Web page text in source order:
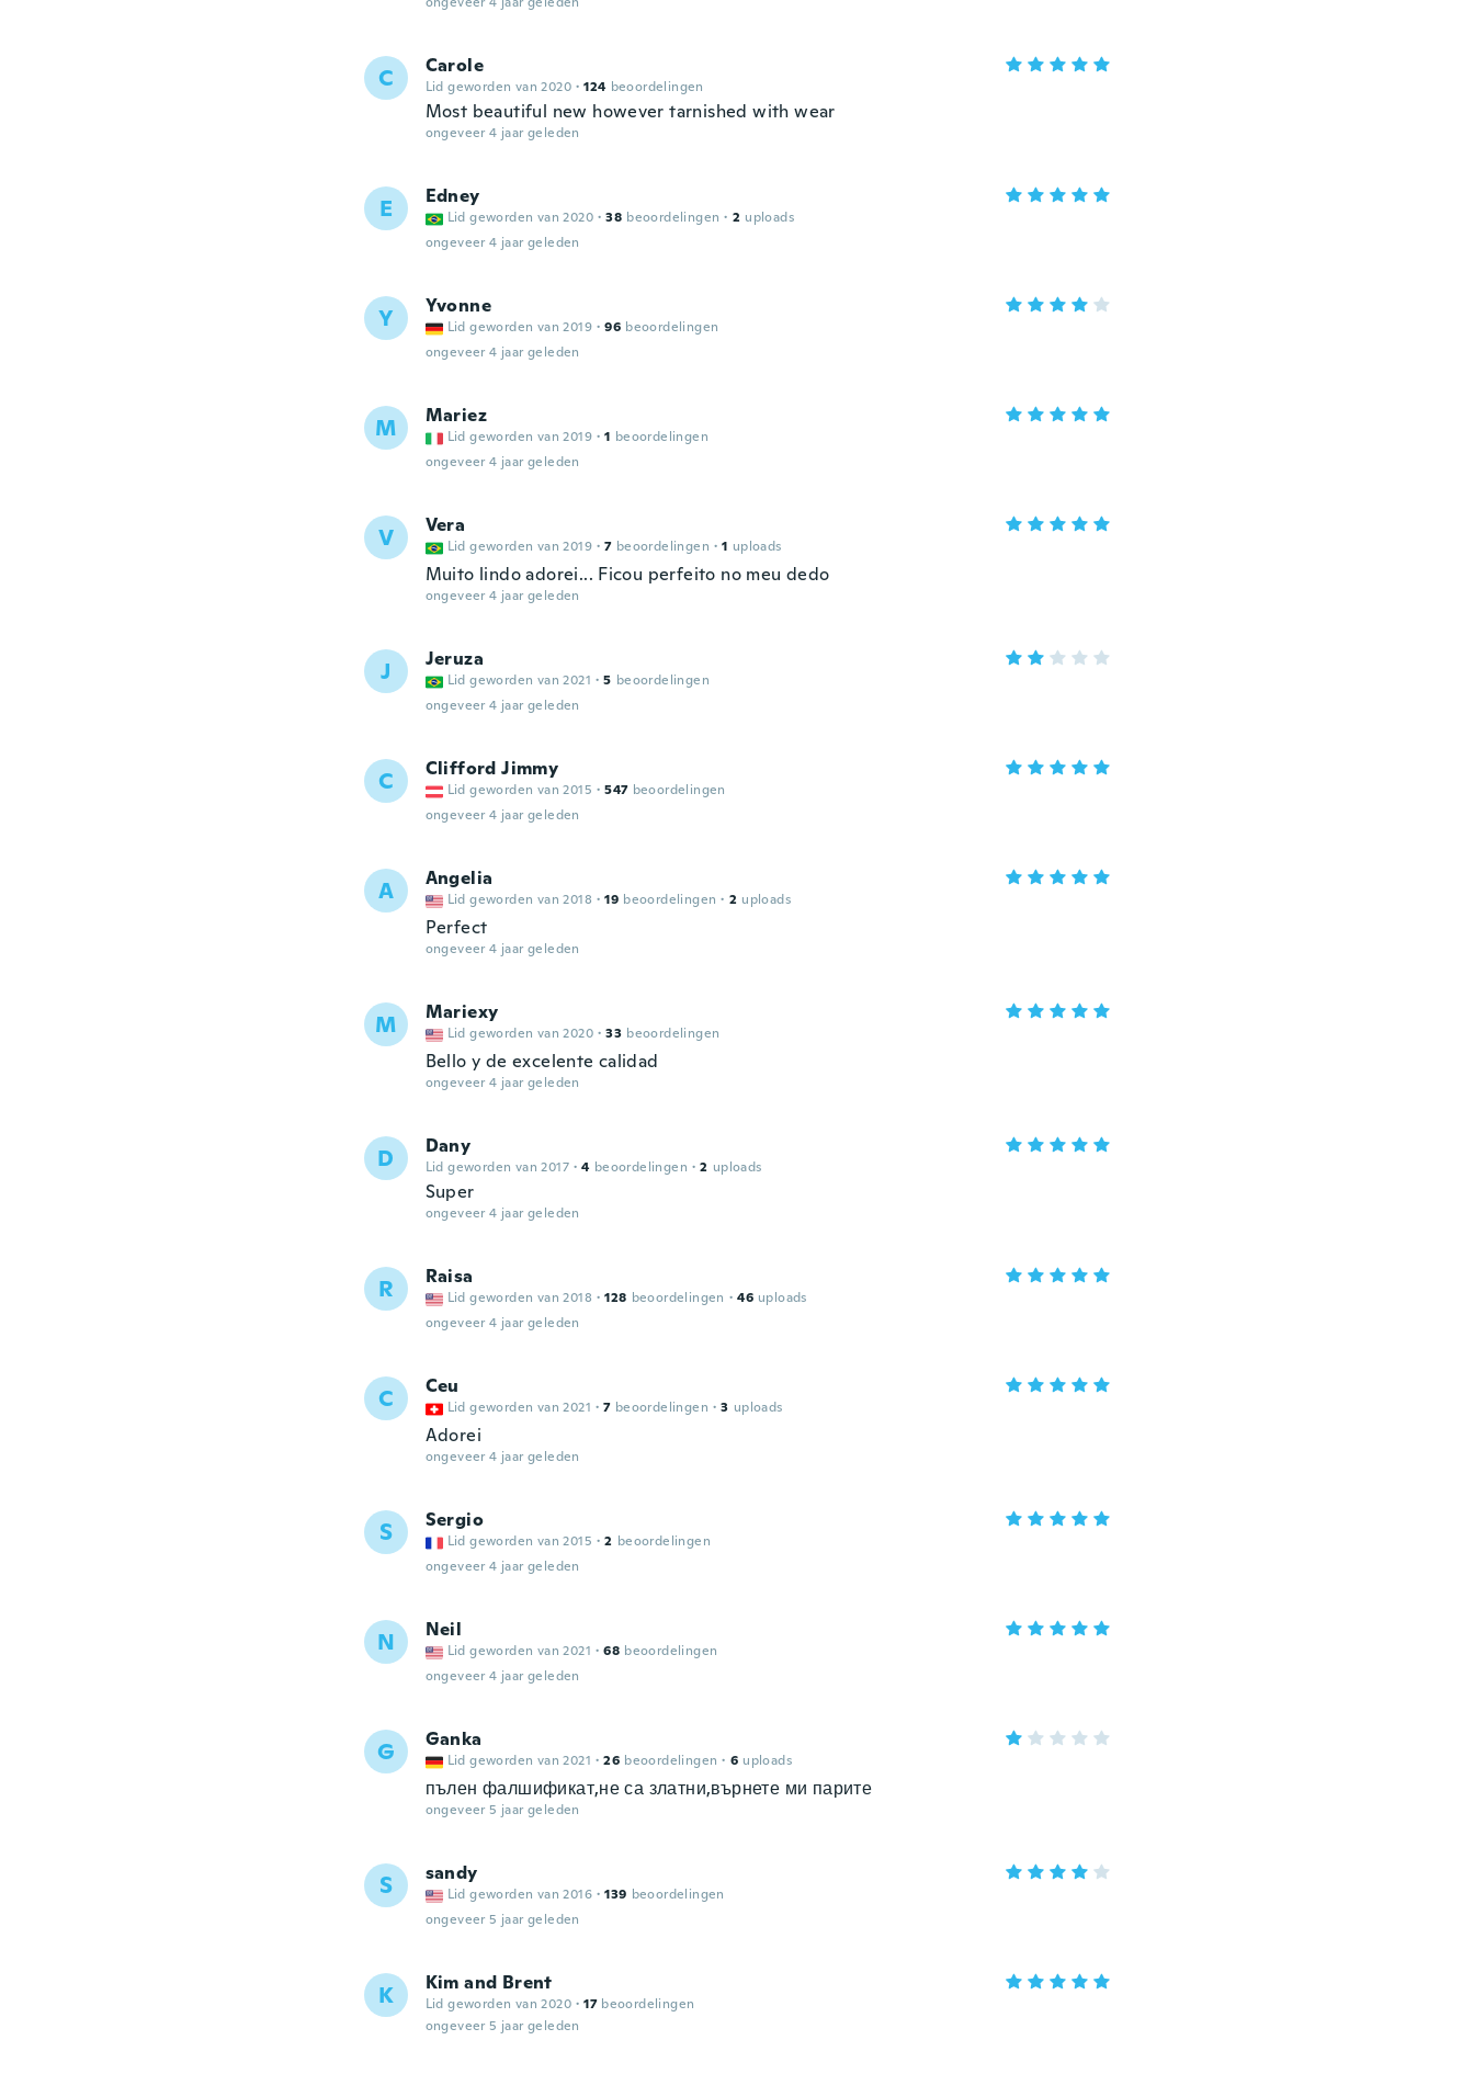
C Carole
Lid geworden van 2020 · 124 beoordelingen
Most beautiful new however tarnished with wear
ongeveer 4 jaar geleden
E Edney
Lid geworden van 2020 · 38 beoordelingen · 2 uploads
ongeveer 4 jaar geleden
Y Yvonne
Lid geworden van 2019 · 96 beoordelingen
ongeveer 4 jaar geleden
M Mariez
Lid geworden van 2019 · 1 beoordelingen
ongeveer 4 jaar geleden
V Vera
Lid geworden van 2019 · 7 beoordelingen · 1 uploads
Muito lindo adorei... Ficou perfeito no meu dedo
ongeveer 4 jaar geleden
J Jeruza
Lid geworden van 2021 · 5 beoordelingen
ongeveer 4 jaar geleden
C Clifford Jimmy
Lid geworden van 2015 · 547 beoordelingen
ongeveer 4 jaar geleden
A Angelia
Lid geworden van 2018 · 19 beoordelingen · 2 uploads
Perfect
ongeveer 4 jaar geleden
M Mariexy
Lid geworden van 2020 · 33 beoordelingen
Bello y de excelente calidad
ongeveer 4 jaar geleden
D Dany
Lid geworden van 2017 · 4 beoordelingen · 2 uploads
Super
ongeveer 4 jaar geleden
R Raisa
Lid geworden van 2018 · 128 beoordelingen · 46 uploads
ongeveer 4 jaar geleden
C Ceu
Lid geworden van 2021 · 7 beoordelingen · 3 uploads
Adorei
ongeveer 4 jaar geleden
S Sergio
Lid geworden van 2015 · 2 beoordelingen
ongeveer 4 jaar geleden
N Neil
Lid geworden van 2021 · 68 beoordelingen
ongeveer 4 jaar geleden
G Ganka
Lid geworden van 2021 · 26 beoordelingen · 6 uploads
пълен фалшификат,не са златни,върнете ми парите
ongeveer 5 jaar geleden
S sandy
Lid geworden van 2016 · 139 beoordelingen
ongeveer 5 jaar geleden
K Kim and Brent
Lid geworden van 2020 · 17 beoordelingen
ongeveer 5 jaar geleden